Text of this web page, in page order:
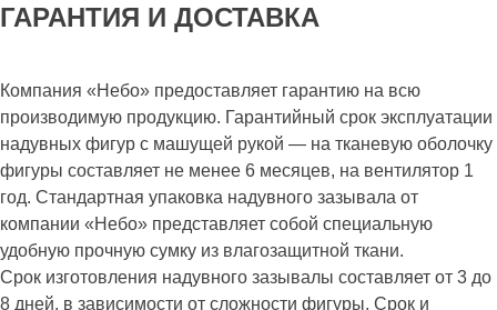
ГАРАНТИЯ И ДОСТАВКА
Компания «Небо» предоставляет гарантию на всю
производимую продукцию. Гарантийный срок эксплуатации
надувных фигур с машущей рукой — на тканевую оболочку
фигуры составляет не менее 6 месяцев, на вентилятор 1
год. Стандартная упаковка надувного зазывала от
компании «Небо» представляет собой специальную
удобную прочную сумку из влагозащитной ткани.
Срок изготовления надувного зазывалы составляет от 3 до
8 дней, в зависимости от сложности фигуры. Срок и